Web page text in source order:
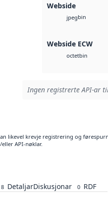
Webside
jpegbin
Webside ECW
octetbin
Ingen registrerte API-ar
likevel krevje registrering og
API-nøklar.
8 DetaljarDiskusjonar 0 RDF